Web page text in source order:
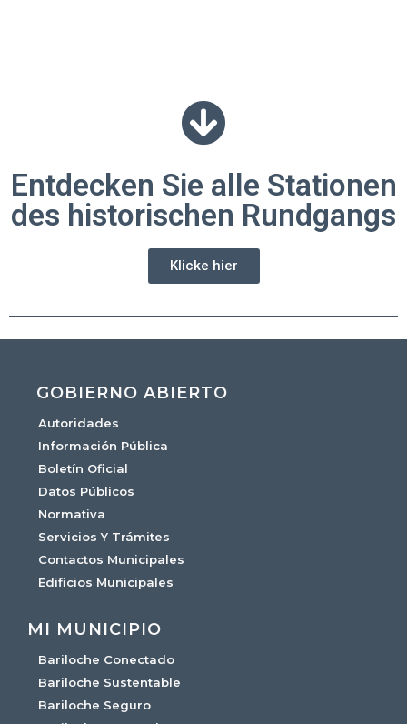
Entdecken Sie alle Stationen
des historischen Rundgangs
Klicke hier
GOBIERNO ABIERTO
Autoridades
Información Pública
Boletín Oficial
Datos Públicos
Normativa
Servicios Y Trámites
Contactos Municipales
Edificios Municipales
MI MUNICIPIO
Bariloche Conectado
Bariloche Sustentable
Bariloche Seguro